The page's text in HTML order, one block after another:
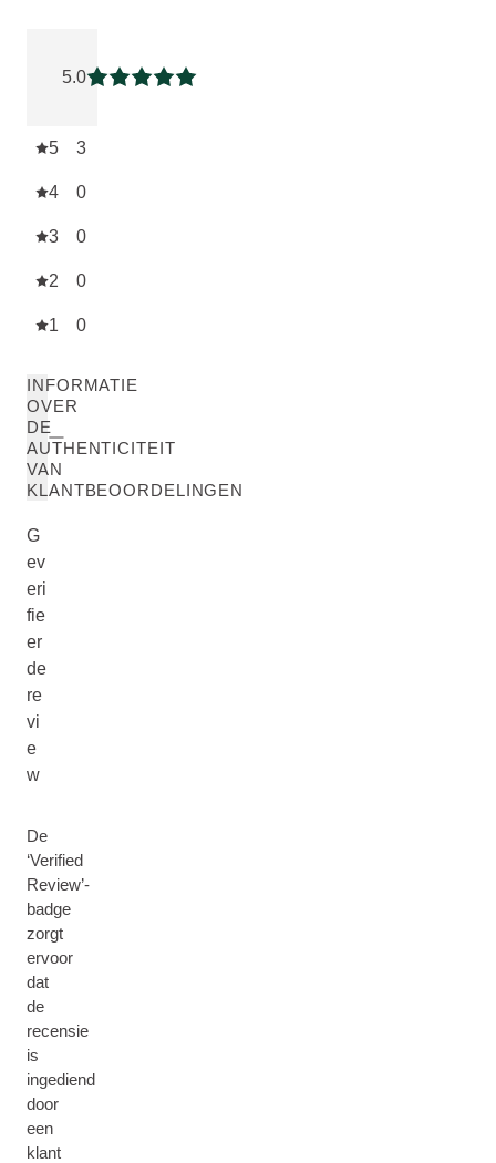
5.0
Beoordeling: 5 van 5
5 3
4 0
3 0
2 0
1 0
INFORMATIE
OVER
DE
AUTHENTICITEIT
VAN
KLANTBEOORDELINGEN
G
ev
eri
fie
er
de
re
vi
e
w
De
‘Verified
Review’-
badge
zorgt
ervoor
dat
de
recensie
is
ingediend
door
een
klant